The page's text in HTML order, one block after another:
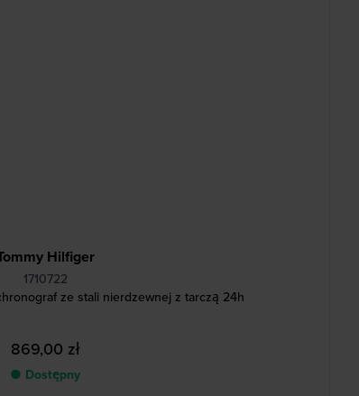
Hilfiger
1710722
ze stali nierdzewnej z tarczą 24h
869,00 zł
● Dostępny